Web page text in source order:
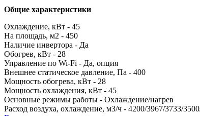
Общие характеристики
Охлаждение, кВт - 45
На площадь, м2 - 450
Наличие инвертора - Да
Обогрев, кВт - 28
Управление по Wi-Fi - Да, опция
Внешнее статическое давление, Па - 400
Мощность обогрева, кВт - 28
Мощность охлаждения, кВт - 45
Основные режимы работы - Охлаждение/нагрев
Расход воздуха, охлаждение, м3/ч - 4200/3967/3733/